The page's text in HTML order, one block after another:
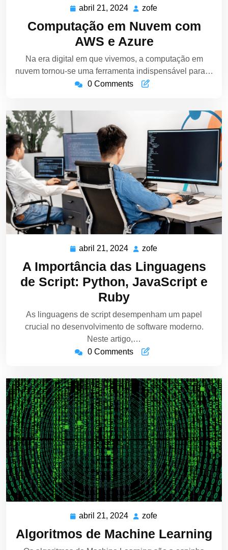
abril 21, 2024 abril
21,
2024
zofe
Computação em Nuvem com
AWS e Azure
Na era digital em que vivemos, a computação em
nuvem tornou-se uma ferramenta indispensável para…
0 Comments
abril 21, 2024 abril
21,
2024
zofe
A Importância das Linguagens
de Script: Python, JavaScript e
Ruby
As linguagens de script desempenham um papel
crucial no desenvolvimento de software moderno.
Neste artigo,…
0 Comments
abril 21, 2024 abril
21,
2024
zofe
Algoritmos de Machine Learning